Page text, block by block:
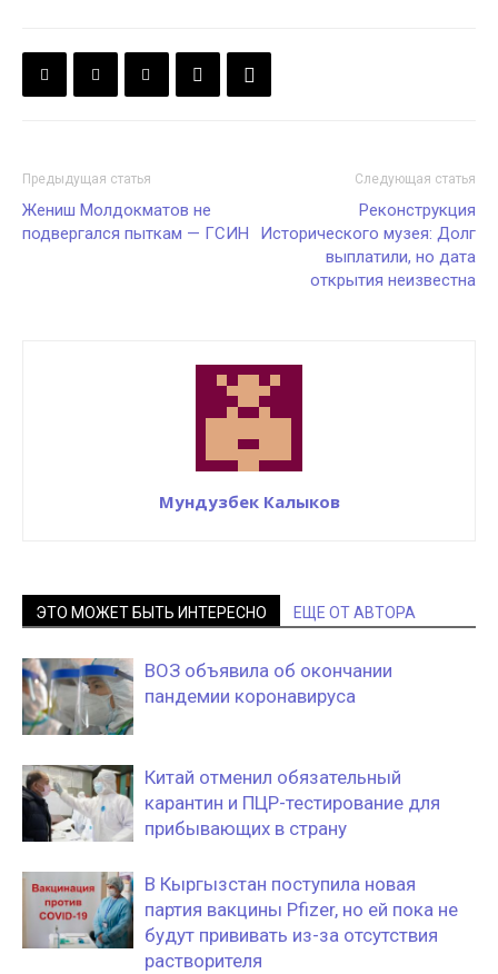
Предыдущая статья
Жениш Молдокматов не
подвергался пыткам — ГСИН
Следующая статья
Реконструкция
Исторического музея: Долг
выплатили, но дата
открытия неизвестна
Мундузбек Калыков
ЭТО МОЖЕТ БЫТЬ ИНТЕРЕСНО ЕЩЕ ОТ АВТОРА
ВОЗ объявила об окончании
пандемии коронавируса
Китай отменил обязательный
карантин и ПЦР-тестирование для
прибывающих в страну
В Кыргызстан поступила новая
партия вакцины Pfizer, но ей пока не
будут прививать из-за отсутствия
растворителя